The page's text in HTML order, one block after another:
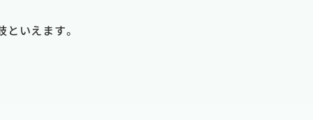
いえます。